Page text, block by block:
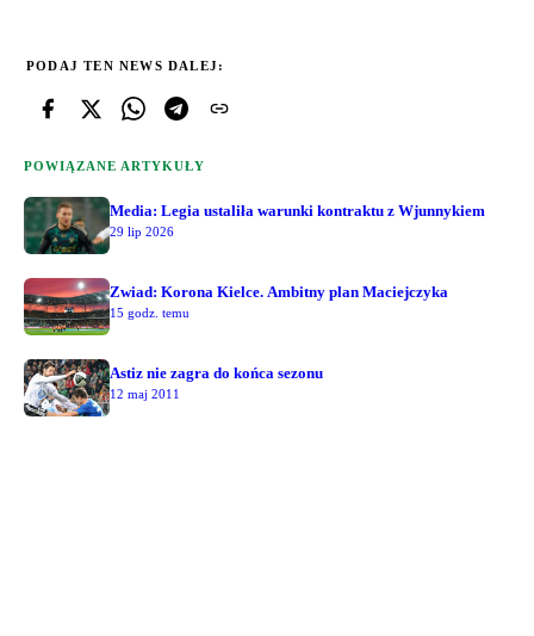
PODAJ TEN NEWS DALEJ:
POWIĄZANE ARTYKUŁY
Media: Legia ustaliła warunki kontraktu z Wjunnykiem
29 lip 2026
Zwiad: Korona Kielce. Ambitny plan Maciejczyka
15 godz. temu
Astiz nie zagra do końca sezonu
12 maj 2011